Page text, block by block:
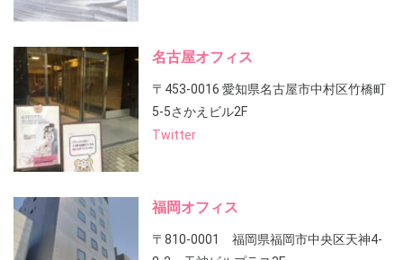
名古屋オフィス
〒453-0016 愛知県名古屋市中村区竹橋町
5-5さかえビル2F
Twitter
福岡オフィス
〒810-0001 福岡県福岡市中央区天神4-